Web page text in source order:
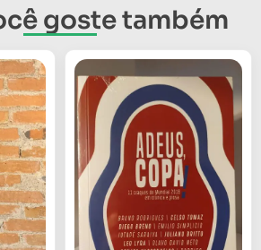
goste também